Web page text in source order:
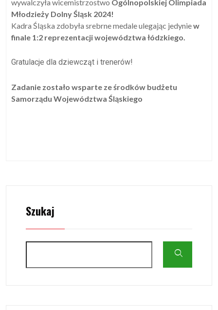
wywalczyła wicemistrzostwo Ogólnopolskiej Olimpiada
Młodzieży Dolny Śląsk 2024!
Kadra Śląska zdobyła srebrne medale ulegając jedyniew
finale 1:2 reprezentacji województwa łódzkiego.
Gratulacje dla dziewcząt i trenerów!
Zadanie zostało wsparte ze środków budżetu
Samorządu Województwa Śląskiego
Szukaj